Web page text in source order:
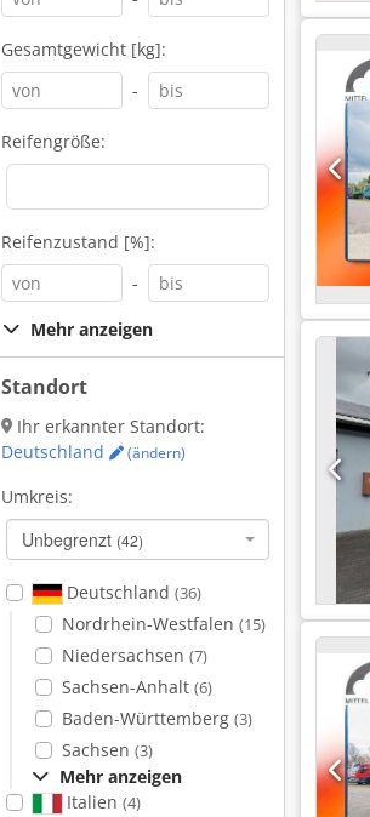
Gesamtgewicht [kg]:
-
Reifengröße:
Reifenzustand [%]:
-
Mehr anzeigen
Standort
Ihr erkannter Standort:
Deutschland
(ändern)
Umkreis:
Unbegrenzt (42)
Deutschland (36)
Nordrhein-Westfalen (15)
Niedersachsen (7)
Sachsen-Anhalt (6)
Baden-Württemberg (3)
Sachsen (3)
Mehr anzeigen
Italien (4)